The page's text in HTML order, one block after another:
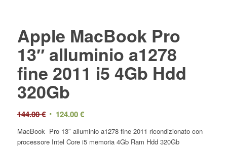
Apple MacBook Pro
13″ alluminio a1278
fine 2011 i5 4Gb Hdd
320Gb
144.00€ 124.00€
MacBook Pro 13″ alluminio a1278 fine 2011 ricondizionato con
processore Intel Core i5 memoria 4Gb Ram Hdd 320Gb